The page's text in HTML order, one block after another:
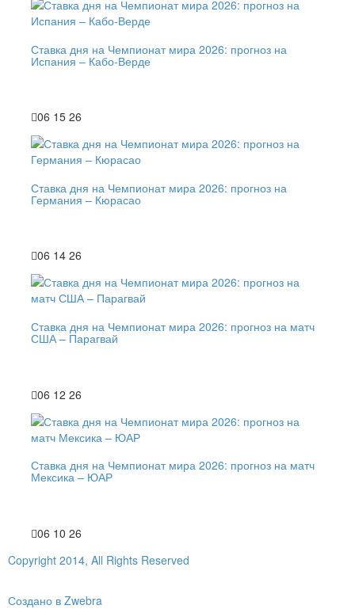
Ставка дня на Чемпионат мира 2026: прогноз на
Испания – Кабо-Верде
06 15 26
Ставка дня на Чемпионат мира 2026: прогноз на
Германия – Кюрасао
06 14 26
Ставка дня на Чемпионат мира 2026: прогноз на матч
США – Парагвай
06 12 26
Ставка дня на Чемпионат мира 2026: прогноз на матч
Мексика – ЮАР
06 10 26
Copyright 2014, All Rights Reserved
Создано в Zwebra